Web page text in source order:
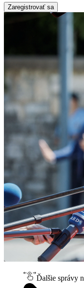
Zaregistrovať sa
Ďalšie správy